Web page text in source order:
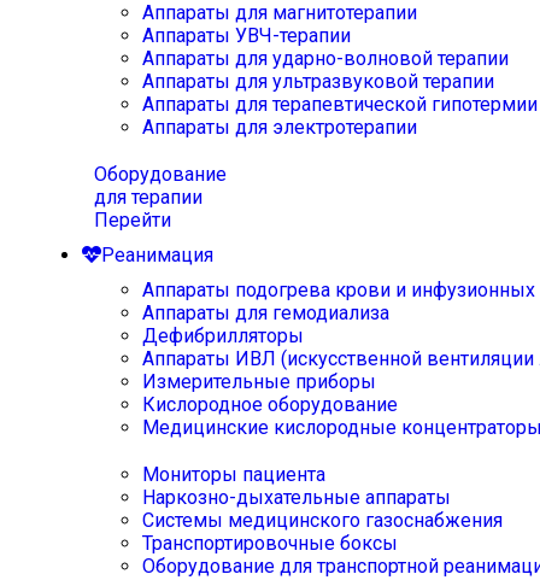
Аппараты для магнитотерапии
Аппараты УВЧ-терапии
Аппараты для ударно-волновой терапии
Аппараты для ультразвуковой терапии
Аппараты для терапевтической
Аппараты для электротерапии
Оборудование
для терапии
Перейти
Реанимация
Аппараты подогрева крови и инфузионных
Аппараты для гемодиализа
Дефибрилляторы
Аппараты ИВЛ (искусственной вентиляции
Измерительные приборы
Кислородное оборудование
Медицинские кислородные
Мониторы пациента
Наркозно-дыхательные аппараты
Системы медицинского газоснабжения
Транспортировочные боксы
Оборудование для транспортной